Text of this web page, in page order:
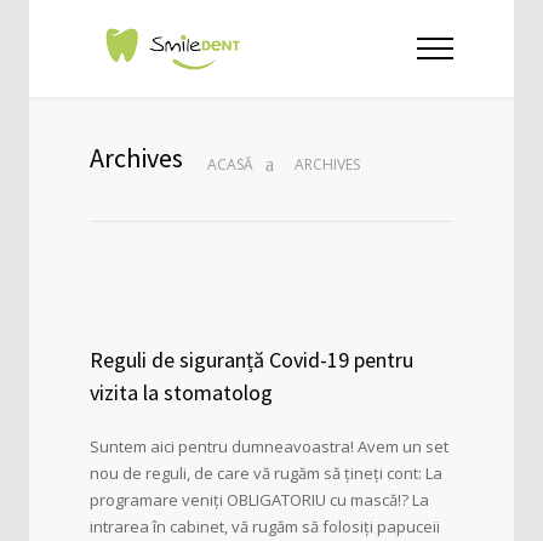
Archives ACASĂ ARCHIVES
Reguli de siguranță Covid-19 pentru
vizita la stomatolog
Suntem aici pentru dumneavoastra! Avem un set
nou de reguli, de care vă rugăm să țineți cont: La
programare veniți OBLIGATORIU cu mască!? La
intrarea în cabinet, vă rugăm să folosiți papuceii